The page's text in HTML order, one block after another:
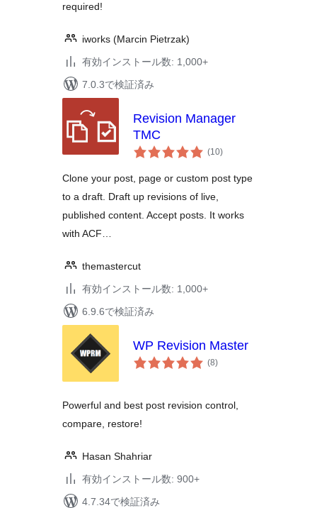
required!
iworks (Marcin Pietrzak)
有効インストール数: 1,000+
7.0.3で検証済み
Revision Manager
TMC
(10個
の)
Clone your post, page or custom post type
to a draft. Draft up revisions of live,
published content. Accept posts. It works
with ACF…
themastercut
有効インストール数: 1,000+
6.9.6で検証済み
WP Revision Master
(8個
の)
Powerful and best post revision control,
compare, restore!
Hasan Shahriar
有効インストール数: 900+
4.7.34で検証済み